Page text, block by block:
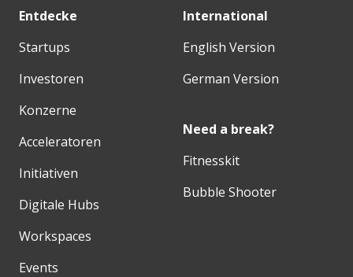
Entdecke
Startups
Investoren
Konzerne
Acceleratoren
Initiativen
Digitale Hubs
Workspaces
Events
International
English Version
German Version
Need a break?
Fitnesskit
Bubble Shooter